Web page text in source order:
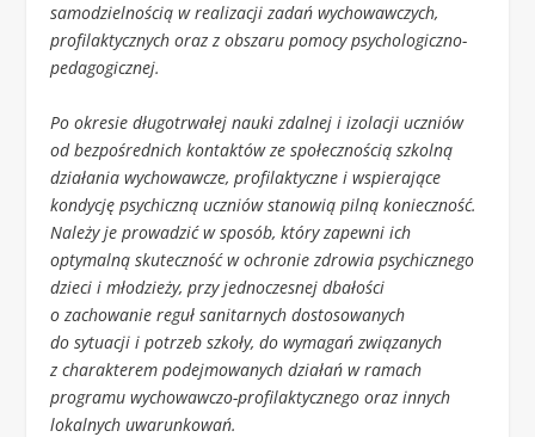
samodzielnością w realizacji zadań wychowawczych,
profilaktycznych oraz z obszaru pomocy psychologiczno-
pedagogicznej.
Po okresie długotrwałej nauki zdalnej i izolacji uczniów
od bezpośrednich kontaktów ze społecznością szkolną
działania wychowawcze, profilaktyczne i wspierające
kondycję psychiczną uczniów stanowią pilną konieczność.
Należy je prowadzić w sposób, który zapewni ich
optymalną skuteczność w ochronie zdrowia psychicznego
dzieci i młodzieży, przy jednoczesnej dbałości
o zachowanie reguł sanitarnych dostosowanych
do sytuacji i potrzeb szkoły, do wymagań związanych
z charakterem podejmowanych działań w ramach
programu wychowawczo-profilaktycznego oraz innych
lokalnych uwarunkowań.